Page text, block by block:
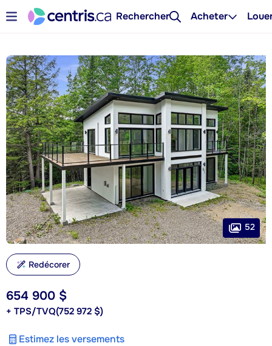
Rechercher Acheter
654 900 $
+ TPS/TVQ(752 972 $)
Estimez les versements
52
Redécorer